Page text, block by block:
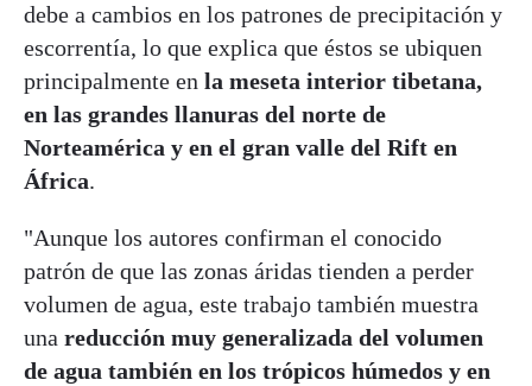
debe a cambios en los patrones de precipitación y
escorrentía, lo que explica que éstos se ubiquen
principalmente en la meseta interior tibetana,
en las grandes llanuras del norte de
Norteamérica y en el gran valle del Rift en
África.
"Aunque los autores confirman el conocido
patrón de que las zonas áridas tienden a perder
volumen de agua, este trabajo también muestra
una reducción muy generalizada del volumen
de agua también en los trópicos húmedos y en